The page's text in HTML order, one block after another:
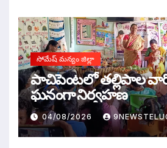
సోమేష్ మన్యం జిల్లా
పాచిపెంటలో తల్లిపాల
ఘనంగా నిర్వహణ
04/08/2026